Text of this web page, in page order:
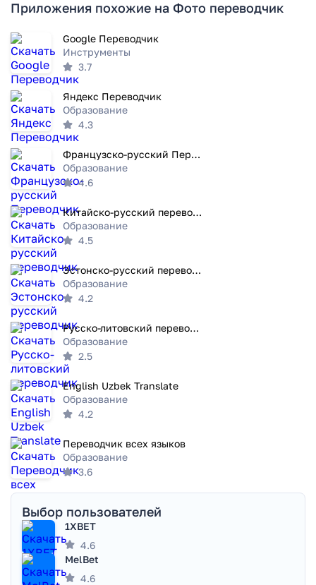
Приложения похожие на Фото переводчик
Google Переводчик
Инструменты
3.7
Яндекс Переводчик
Образование
4.3
Французско-русский Переводчик
Образование
4.6
Китайско-русский переводчик
Образование
4.5
Эстонско-русский переводчик
Образование
4.2
Русско-литовский переводчик
Образование
2.5
English Uzbek Translate
Образование
4.2
Переводчик всех языков
Образование
3.6
Выбор пользователей
1XBET
4.6
MelBet
4.6